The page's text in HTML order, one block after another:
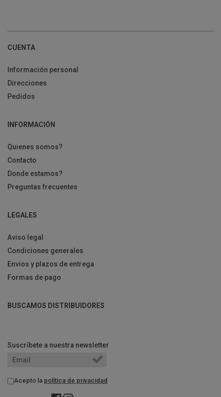
CUENTA
Información personal
Direcciones
Pedidos
INFORMACIÓN
Quienes somos?
Contacto
Donde estamos?
Preguntas frecuentes
LEGALES
Aviso legal
Condiciones generales
Envios y plazos de entrega
Formas de pago
BUSCAMOS DISTRIBUIDORES
Suscríbete a nuestra newsletter
Acepto la política de privacidad